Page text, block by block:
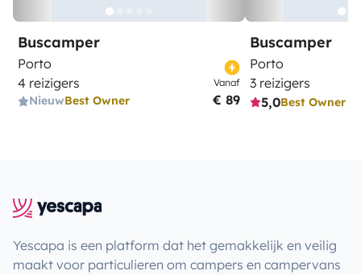
Buscamper
Porto
4 reizigers
NieuwBest Owner
Vanaf
€ 89
Buscamper
Porto
3 reizigers
5,0Best Owner
Yescapa is een platform dat het gemakkelijk en veilig
maakt voor particulieren om campers en campervans